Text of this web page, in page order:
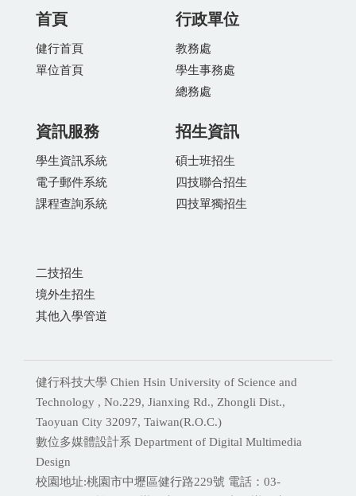
首頁
健行首頁
單位首頁
行政單位
教務處
學生事務處
總務處
資訊服務
學生資訊系統
電子郵件系統
課程查詢系統
招生資訊
碩士班招生
四技聯合招生
四技單獨招生
二技招生
境外生招生
其他入學管道
健行科技大學 Chien Hsin University of Science and
Technology , No.229, Jianxing Rd., Zhongli Dist.,
Taoyuan City 32097, Taiwan(R.O.C.)
數位多媒體設計系 Department of Digital Multimedia
Design
校園地址:桃園市中壢區健行路229號 電話：03-